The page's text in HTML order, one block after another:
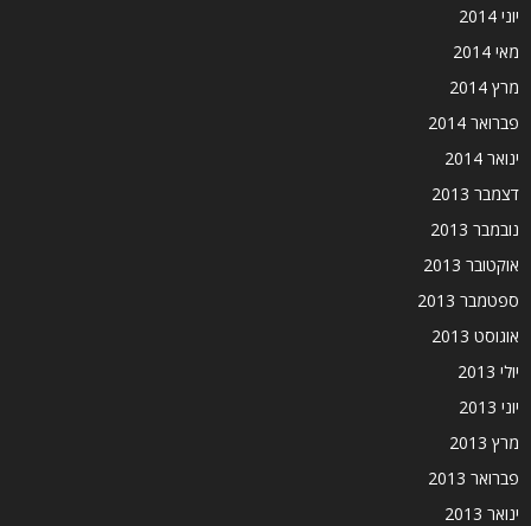
יוני 2014
מאי 2014
מרץ 2014
פברואר 2014
ינואר 2014
דצמבר 2013
נובמבר 2013
אוקטובר 2013
ספטמבר 2013
אוגוסט 2013
יולי 2013
יוני 2013
מרץ 2013
פברואר 2013
ינואר 2013